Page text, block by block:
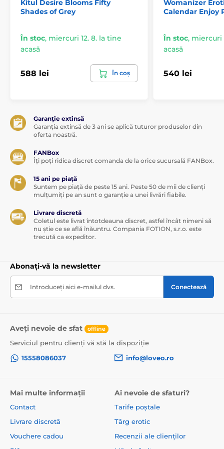
braț flexibil
posibilitate de utilizare și fără aplicație
reîncărcabil prin USB (cablul inclus)
control simplu și intuitiv
lungime totală 8,5 cm
Aplicație disponibilă pentru descărcare:
iOS
Google Play
Produsul este inclus în categoria
Vibratoare inteligente
Mini vibratoare Vibratoare din silicon
Ajutoare pentru asociere
Kitul Desire Blooms Fifty
Shades of Grey
În stoc, miercuri 12. 8. la tine
acasă
588 lei În coș
Womanizer
Calendar Enjoy
În stoc, miercuri
acasă
540 lei
Garanție extinsă
Garanția extinsă de 3 ani se aplică tuturor produselor din
oferta noastră.
FANBox
Îți poți ridica discret comanda de la orice sucursală FANBox.
15 ani pe piață
Suntem pe piață de peste 15 ani. Peste 50 de mii de clienți
mulțumiți pe an sunt o garanție a unei livrări fiabile.
Livrare discretă
Coletul este livrat întotdeauna discret, astfel încât nimeni să
nu știe ce se află înăuntru. Compania FOTION, s.r.o. este
trecută ca expeditor.
Abonați-vă la newsletter
Introduceți aici e-mailul dvs. Conectează
Aveți nevoie de sfat offline
Serviciul pentru clienți vă stă la dispoziție
15558086037
info@loveo.ro
Mai multe informații
Contact
Livrare discretă
Vouchere cadou
Ai nevoie de sfaturi?
Tarife poștale
Târg erotic
Recenzii ale clienților